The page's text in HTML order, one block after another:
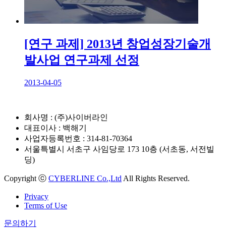
[연구 과제] 2013년 창업성장기술개
발사업 연구과제 선정
2013-04-05
회사명 : (주)사이버라인
대표이사 : 백해기
사업자등록번호 : 314-81-70364
서울특별시 서초구 사임당로 173 10층 (서초동, 서전빌
딩)
Copyright ⓒ CYBERLINE Co.,Ltd All Rights Reserved.
Privacy
Terms of Use
문의하기